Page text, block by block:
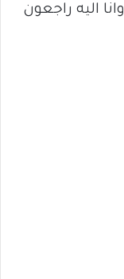
اليه راجعون